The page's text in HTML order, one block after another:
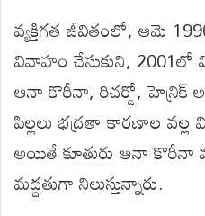
వ్యక్తిగత జీవితంలో, ఆమె
వివాహం చేసుకుని, 2001లో
ఆనా కొరీనా, రిచర్డో, హెన్రిక్ అనే
పిల్లలు భద్రతా కారణాల వల్ల
అయితే కూతురు ఆనా కొరీనా
మద్దతుగా నిలుస్తున్నారు.